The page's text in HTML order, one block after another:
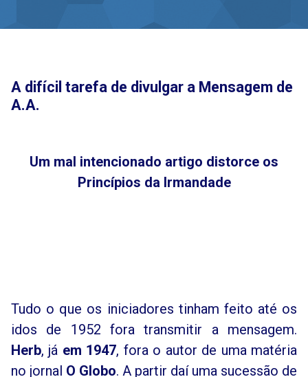
A difícil tarefa de divulgar a Mensagem de
A.A.
Um mal intencionado artigo distorce os
Princípios da Irmandade
Tudo o que os iniciadores tinham feito até os
idos de 1952 fora transmitir a mensagem.
Herb, já em 1947, fora o autor de uma matéria
no jornal O Globo. A partir daí uma sucessão de